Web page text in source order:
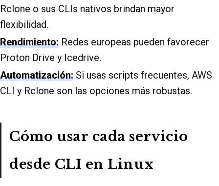
Rclone o sus CLIs nativos brindan mayor
flexibilidad.
Rendimiento: Redes europeas pueden favorecer
Proton Drive y Icedrive.
Automatización: Si usas scripts frecuentes, AWS
CLI y Rclone son las opciones más robustas.
Cómo usar cada servicio
desde CLI en Linux